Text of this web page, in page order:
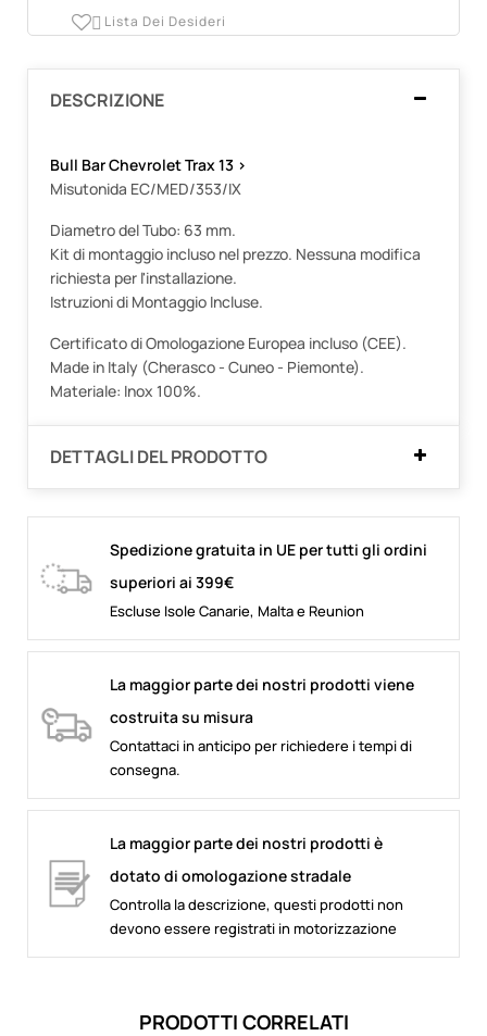
 Lista Dei Desideri
DESCRIZIONE
Bull Bar Chevrolet Trax 13 >
Misutonida EC/MED/353/IX
Diametro del Tubo: 63 mm.
Kit di montaggio incluso nel prezzo. Nessuna modifica
richiesta per l'installazione.
Istruzioni di Montaggio Incluse.
Certificato di Omologazione Europea incluso (CEE).
Made in Italy (Cherasco - Cuneo - Piemonte).
Materiale: Inox 100%.
DETTAGLI DEL PRODOTTO
Spedizione gratuita in UE per tutti gli ordini
superiori ai 399€
Escluse Isole Canarie, Malta e Reunion
La maggior parte dei nostri prodotti viene
costruita su misura
Contattaci in anticipo per richiedere i tempi di
consegna.
La maggior parte dei nostri prodotti è
dotato di omologazione stradale
Controlla la descrizione, questi prodotti non
devono essere registrati in motorizzazione
PRODOTTI CORRELATI